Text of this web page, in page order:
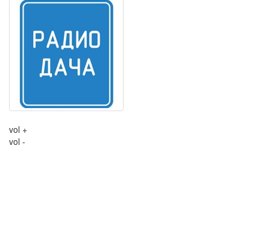
vol +
vol -